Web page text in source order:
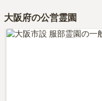
大阪府の公営霊園